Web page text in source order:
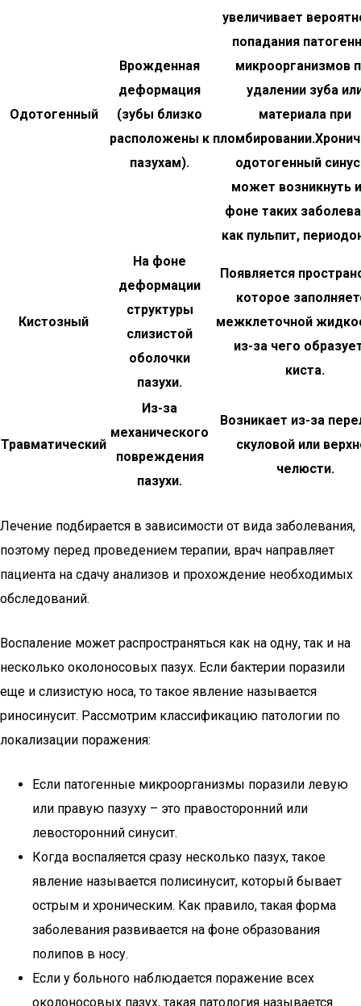
Одотогенный
Врожденная
деформация
(зубы близко
расположены к
пазухам).
увеличивает
попадания
микроорганизмов
удалении зуба
материала при
одотогенный
может возникнуть
фоне таких
как пульпит,
Кистозный
На фоне
деформации
структуры
слизистой
оболочки
пазухи.
Появляется
которое
межклеточной
из-за чего
киста.
Травматический
Из-за
механического
повреждения
пазухи.
Возникает из-за
скуловой или
челюсти.
Лечение подбирается в зависимости от вида заболевания,
поэтому перед проведением терапии, врач направляет
пациента на сдачу анализов и прохождение необходимых
обследований.
Воспаление может распространяться как на одну, так и на
несколько околоносовых пазух. Если бактерии поразили
еще и слизистую носа, то такое явление называется
риносинусит. Рассмотрим классификацию патологии по
локализации поражения:
Если патогенные микроорганизмы поразили левую
или правую пазуху – это правосторонний или
левосторонний синусит.
Когда воспаляется сразу несколько пазух, такое
явление называется полисинусит, который бывает
острым и хроническим. Как правило, такая форма
заболевания развивается на фоне образования
полипов в носу.
Если у больного наблюдается поражение всех
околоносовых пазух, такая патология называется